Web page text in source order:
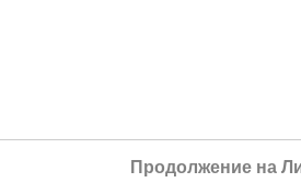
Продолжение на